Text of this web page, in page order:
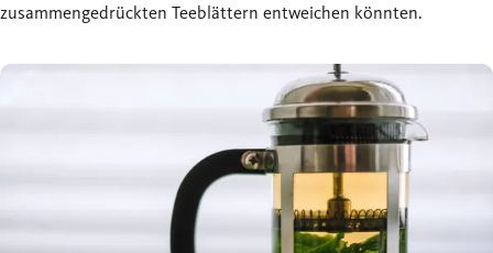
zusammengedrückten Teeblättern entweichen könnten.